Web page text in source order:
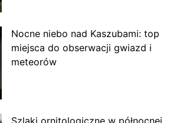
Nocne niebo nad Kaszubami: top
miejsca do obserwacji gwiazd i
meteorów